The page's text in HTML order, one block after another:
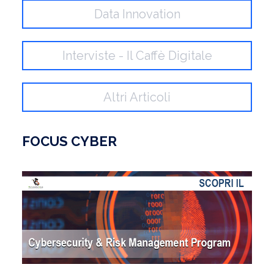
Data Innovation
Interviste - Il Caffè Digitale
Altri Articoli
FOCUS CYBER